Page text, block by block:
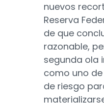
nuevos
Reserva
de que
razonable,
segunda ola
como uno
de riesgo